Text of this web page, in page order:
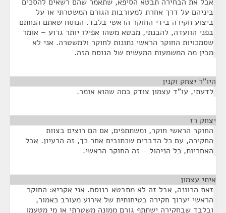
ביניהם על דרך אחרת למעורבות הגורם המשטרתי או על
ביצוע חקירה בידי החוקר הראשי בלבד. הנוסח שאתם הנחתם
בפני הוועדה, להבנתי, מבטא משהו אפילו יותר גרוע – אומר
שסמכויות החוקר הראשי נתונות לחוקר ולמשטרה. אני לא
מבין מה המשמעות המעשית של הנוסח הזה.
היו"ר יצחק וקנין
לדעתי, עו"ד עצמון צודק במה שהוא אומר.
יצחק רז
החוקר הראשי חוקר, ומשתתפים, אם הם רוצים בצוות
החקירה, עם כל הדברים שכתובים אחר כך, זה הרעיון. אבל
האחריות, כל הניהול - זה החוקר הראשי.
איתי עצמון
זאת הכוונה, אבל זה לא מתבטא בנוסח. אני אקריא: החוקר
הראשי יערוך חקירה בטיחותית של אירוע מעורב כאמור,
ובלבד שבחקירה ישתתף גורם ממונה משטרתי או מי מטעמו